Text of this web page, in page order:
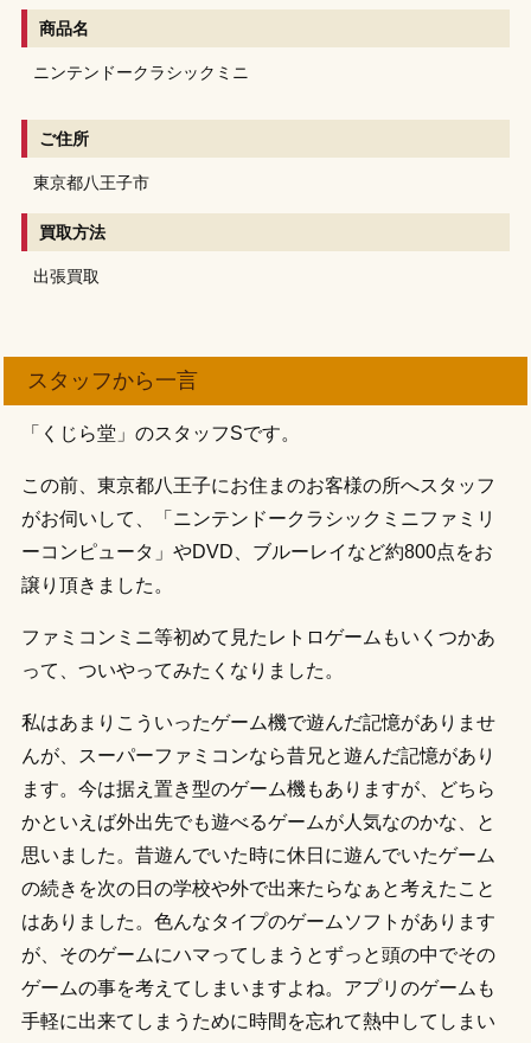
商品名
ニンテンドークラシックミニ
ご住所
東京都八王子市
買取方法
出張買取
スタッフから一言
「くじら堂」のスタッフSです。
この前、東京都八王子にお住まのお客様の所へスタッフ
がお伺いして、「ニンテンドークラシックミニファミリ
ーコンピュータ」やDVD、ブルーレイなど約800点をお
譲り頂きました。
ファミコンミニ等初めて見たレトロゲームもいくつかあ
って、ついやってみたくなりました。
私はあまりこういったゲーム機で遊んだ記憶がありませ
んが、スーパーファミコンなら昔兄と遊んだ記憶があり
ます。今は据え置き型のゲーム機もありますが、どちら
かといえば外出先でも遊べるゲームが人気なのかな、と
思いました。昔遊んでいた時に休日に遊んでいたゲーム
の続きを次の日の学校や外で出来たらなぁと考えたこと
はありました。色んなタイプのゲームソフトがあります
が、そのゲームにハマってしまうとずっと頭の中でその
ゲームの事を考えてしまいますよね。アプリのゲームも
手軽に出来てしまうために時間を忘れて熱中してしまい